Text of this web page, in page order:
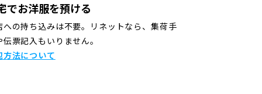
でお洋服を預ける
への持ち込みは不要。リネットなら、集荷手
伝票記入もいりません。
方法について